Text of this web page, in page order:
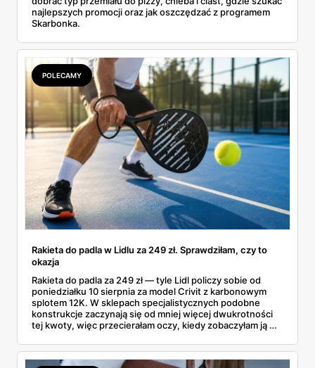
najlepszych promocji oraz jak oszczędzać z programem
Skarbonka.
POLECAMY
Rakieta do padla w Lidlu za 249 zł. Sprawdziłam, czy to
okazja
Rakieta do padla za 249 zł — tyle Lidl policzy sobie od
poniedziałku 10 sierpnia za model Crivit z karbonowym
splotem 12K. W sklepach specjalistycznych podobne
konstrukcje zaczynają się od mniej więcej dwukrotności
tej kwoty, więc przecierałam oczy, kiedy zobaczyłam ją w
najszybciej rosnący sport w Polsce: kortów przybywa
lawinowo, a chętnych jeszcze szybciej. Sprawdziłam, co